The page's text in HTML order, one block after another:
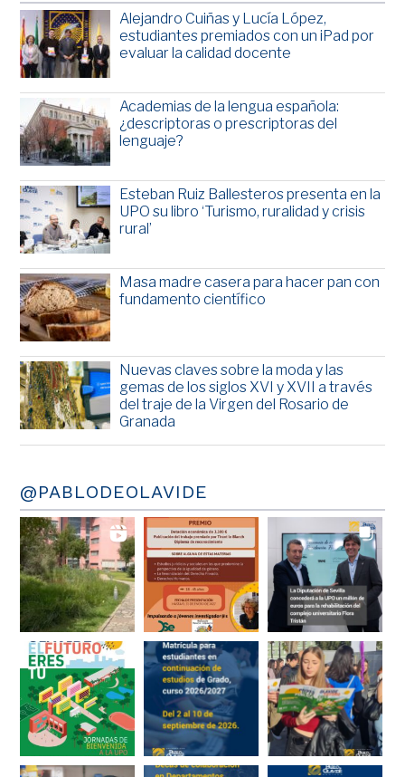
Alejandro Cuiñas y Lucía López,
estudiantes premiados con un iPad por
evaluar la calidad docente
Academias de la lengua española:
¿descriptoras o prescriptoras del
lenguaje?
Esteban Ruiz Ballesteros presenta en la
UPO su libro ‘Turismo, ruralidad y crisis
rural’
Masa madre casera para hacer pan con
fundamento científico
Nuevas claves sobre la moda y las
gemas de los siglos XVI y XVII a través
del traje de la Virgen del Rosario de
Granada
@PABLODEOLAVIDE